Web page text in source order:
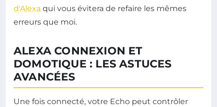
d'Alexa qui vous évitera de refaire les mêmes
erreurs que moi.
ALEXA CONNEXION ET
DOMOTIQUE : LES ASTUCES
AVANCÉES
Une fois connecté, votre Echo peut contrôler